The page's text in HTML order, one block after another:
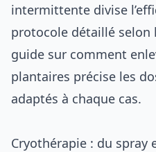
intermittente divise
protocole détaillé selon
guide sur comment
plantaires précise les
adaptés à chaque cas.
Cryothérapie : du spray